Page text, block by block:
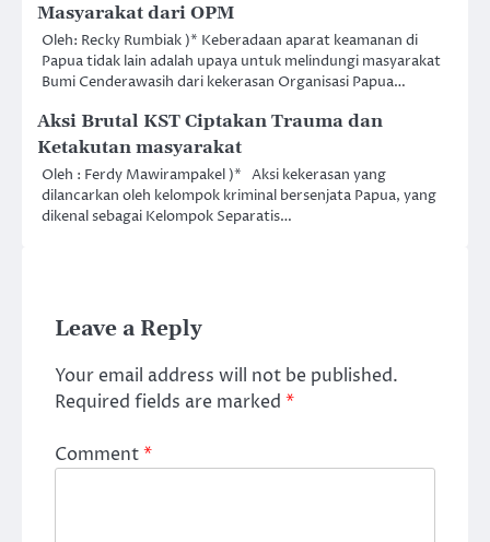
Masyarakat dari OPM
Oleh: Recky Rumbiak )* Keberadaan aparat keamanan di
Papua tidak lain adalah upaya untuk melindungi masyarakat
Bumi Cenderawasih dari kekerasan Organisasi Papua…
Aksi Brutal KST Ciptakan Trauma dan
Ketakutan masyarakat
Oleh : Ferdy Mawirampakel )* Aksi kekerasan yang
dilancarkan oleh kelompok kriminal bersenjata Papua, yang
dikenal sebagai Kelompok Separatis…
Leave a Reply
Your email address will not be published.
Required fields are marked *
Comment*